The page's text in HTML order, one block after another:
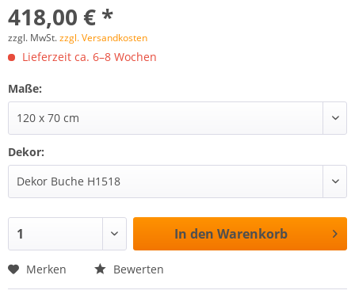
418,00 € *
zzgl. MwSt.zzgl. Versandkosten
Lieferzeit ca. 6–8 Wochen
Maße:
Dekor:
In den Warenkorb
Merken Bewerten